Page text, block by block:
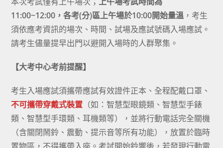
11:00~12:00，各考(分)區上午場於10:00開始量溫 ，考生
須依應考資訊的場次、時間、試場及應試號碼入場應試。
請考生儘量提早出門以避開入場時的人群聚集。
【大考中心考前提醒】
考生入場應試須攜帶應試有效證件正本、全程配戴口罩、
不可攜帶穿戴式裝置 （如：智慧型眼鏡類、智慧型手錶
類、智慧型手環類、耳機類等），並將行動電話完全關機
（含關閉鬧鈴、震動、提示音等所有功能），放置於臨時